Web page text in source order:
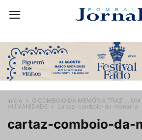
Início
O COMBOIO DA MEMÓRIA TRAZ … UM
HUMANIDADE
cartaz-comboio-da-memoria
cartaz-comboio-da-